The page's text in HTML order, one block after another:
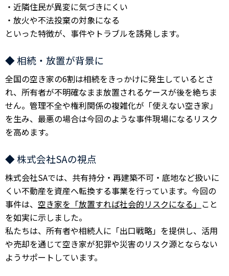
・近隣住民が異変に気づきにくい
・放火や不法投棄の対象になる
といった特徴が、事件やトラブルを誘発します。
◆ 相続・放置が背景に
全国の空き家の6割は相続をきっかけに発生しているとさ
れ、所有者が不明確なまま放置されるケースが後を絶ちま
せん。管理不全や権利関係の複雑化が「使えない空き家」
を生み、最悪の場合は今回のような事件現場になるリスク
を高めます。
◆ 株式会社SAの視点
株式会社SAでは、共有持分・再建築不可・底地など扱いに
くい不動産を資産へ転換する事業を行っています。今回の
事件は、 空き家を「放置すれば社会的リスクになる」 こと
を如実に示しました。
私たちは、所有者や相続人に「出口戦略」を提供し、活用
や売却を通じて空き家が犯罪や災害のリスク源とならない
ようサポートしています。